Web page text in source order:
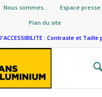
la police
Nous sommes… Espace presse
Plan du site
: Contraste et Taille